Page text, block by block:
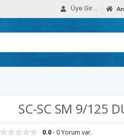
Üye Girişi
SC-SC SM 9/125
0.0- 0 Yorum var.